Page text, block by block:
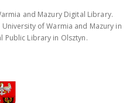
and Mazury Digital Library.
of Warmia and Mazury in
Public Library in Olsztyn.